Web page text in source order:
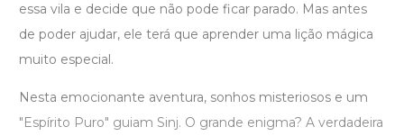
essa vila e decide que não pode ficar parado. Mas antes
de poder ajudar, ele terá que aprender uma lição mágica
muito especial.
Nesta emocionante aventura, sonhos misteriosos e um
"Espírito Puro" guiam Sinj. O grande enigma? A verdadeira